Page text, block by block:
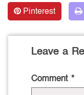
Pinterest
Leave a
Comment *